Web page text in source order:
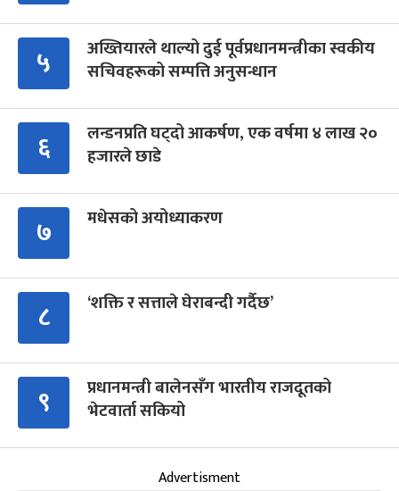
५
अख्तियारले थाल्यो दुई पूर्वप्रधानमन्त्रीका स्वकीय
सचिवहरूको सम्पत्ति अनुसन्धान
६
लन्डनप्रति घट्दो आकर्षण, एक वर्षमा ४ लाख २०
हजारले छाडे
७ मधेसको अयोध्याकरण
८ ‘शक्ति र सत्ताले घेराबन्दी गर्दैछ’
९
प्रधानमन्त्री बालेनसँग भारतीय राजदूतको
भेटवार्ता सकियो
Advertisment